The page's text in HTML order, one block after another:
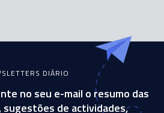
DIÁRIO
no seu e-mail o resumo das
sugestões de actividades,